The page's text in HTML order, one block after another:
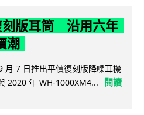
刻版耳筒 沿用六年
潮
月 7 日推出平價復刻版降噪耳機
2020 年 WH-1000XM4...
閱讀